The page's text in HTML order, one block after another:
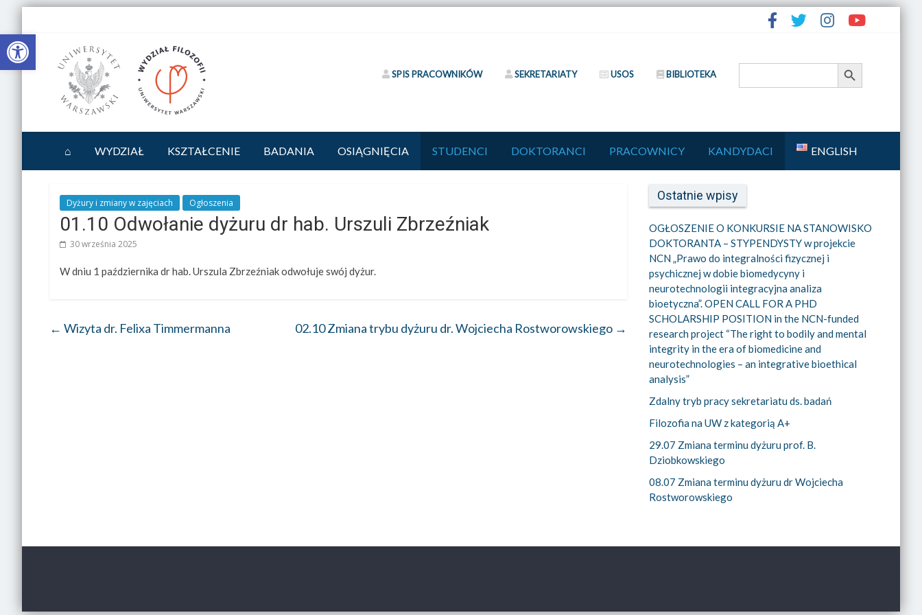
Otwórz pasek narzędzi
SPIS PRACOWNIKÓW SEKRETARIATY USOS BIBLIOTEKA
Search
Search Button
⌂ WYDZIAŁ KSZTAŁCENIE BADANIA OSIĄGNIĘCIA STUDENCI DOKTORANCI PRACOWNICY KANDYDACI ENGLISH
Dyżury i zmiany w zajęciach Ogłoszenia
01.10 Odwołanie dyżuru dr hab. Urszuli Zbrzeźniak
30 września 2025
W dniu 1 października dr hab. Urszula Zbrzeźniak odwołuje swój dyżur.
← Wizyta dr. Felixa Timmermanna 02.10 Zmiana trybu dyżuru dr. Wojciecha Rostworowskiego →
Ostatnie wpisy
OGŁOSZENIE O KONKURSIE NA STANOWISKO
DOKTORANTA – STYPENDYSTY w projekcie
NCN „Prawo do integralności fizycznej i
psychicznej w dobie biomedycyny i
neurotechnologii integracyjna analiza
bioetyczna”. OPEN CALL FOR A PHD
SCHOLARSHIP POSITION in the NCN-funded
research project “The right to bodily and mental
integrity in the era of biomedicine and
neurotechnologies – an integrative bioethical
analysis”
Zdalny tryb pracy sekretariatu ds. badań
Filozofia na UW z kategorią A+
29.07 Zmiana terminu dyżuru prof. B.
Dziobkowskiego
08.07 Zmiana terminu dyżuru dr Wojciecha
Rostworowskiego